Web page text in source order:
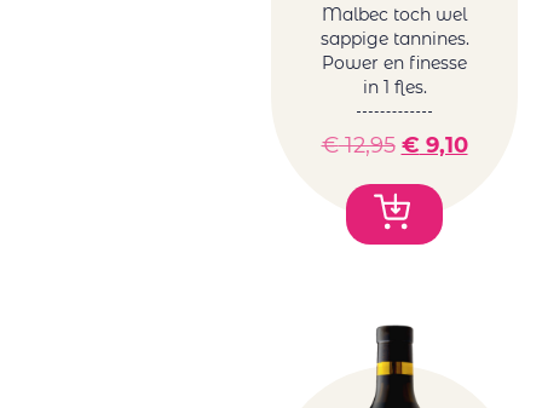
Malbec toch wel
sappige tannines.
Power en finesse
in 1 fles.
€12,95 € 9,10